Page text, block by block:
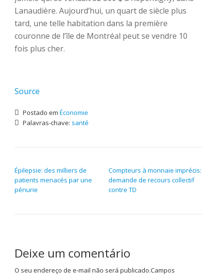
Lanaudière. Aujourd’hui, un quart de siècle plus
tard, une telle habitation dans la première
couronne de l’île de Montréal peut se vendre 10
fois plus cher.
Source
Postado em Économie
Palavras-chave: santé
Épilepsie: des milliers de
patients menacés par une
pénurie
Compteurs à monnaie imprécis:
demande de recours collectif
contre TD
Deixe um comentário
O seu endereço de e-mail não será publicado.Campos